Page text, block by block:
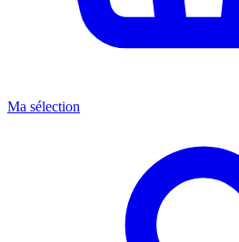
Ma sélection